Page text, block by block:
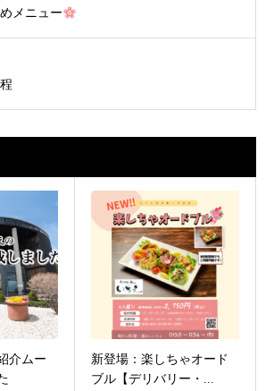
メニュー
介ムー
新登場：楽しちゃオード
ブル【デリバリー・...